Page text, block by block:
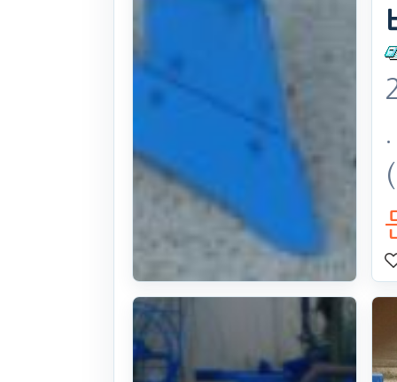
정공업사 쟁기
쟁기